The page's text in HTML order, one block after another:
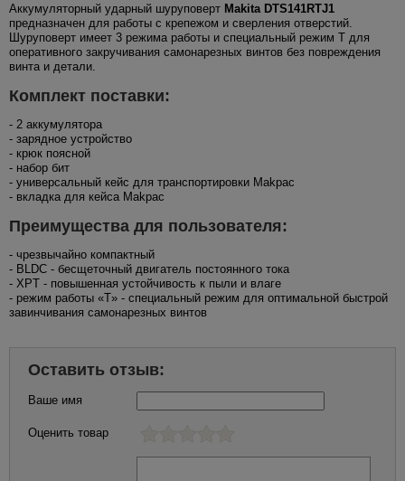
Аккумуляторный ударный шуруповерт Makita DTS141RTJ1
предназначен для работы с крепежом и сверления отверстий.
Шуруповерт имеет 3 режима работы и специальный режим T для
оперативного закручивания самонарезных винтов без повреждения
винта и детали.
Комплект поставки:
- 2 аккумулятора
- зарядное устройство
- крюк поясной
- набор бит
- универсальный кейс для транспортировки Makpac
- вкладка для кейса Makpac
Преимущества для пользователя:
- чрезвычайно компактный
- BLDC - бесщеточный двигатель постоянного тока
- XPT - повышенная устойчивость к пыли и влаге
- режим работы «T» - специальный режим для оптимальной быстрой
завинчивания самонарезных винтов
Оставить отзыв:
Ваше имя
Оценить товар